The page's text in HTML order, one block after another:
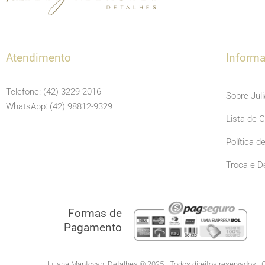
Atendimento
Telefone: (42) 3229-2016
WhatsApp: (42) 98812-9329
Sobre
Lista de
Política
Troca e
Formas de
Pagamento